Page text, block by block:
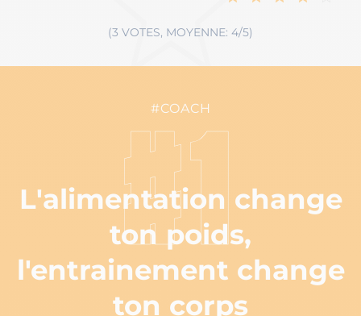
(3 VOTES, MOYENNE: 4/5)
#COACH
#1
L'alimentation change
ton poids,
l'entrainement change
ton corps